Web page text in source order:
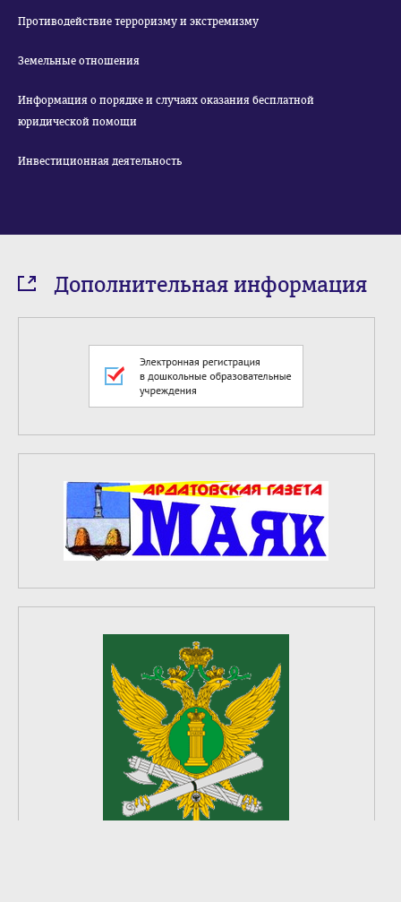
Противодействие терроризму и экстремизму
Земельные отношения
Информация о порядке и случаях оказания бесплатной
юридической помощи
Инвестиционная деятельность
Дополнительная информация